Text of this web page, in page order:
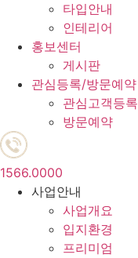
타입안내
인테리어
홍보센터
게시판
관심등록/방문예약
관심고객등록
방문예약
1566.0000
사업안내
사업개요
입지환경
프리미엄